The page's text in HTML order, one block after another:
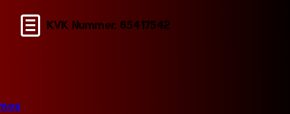
KVK Nummer: 65417542